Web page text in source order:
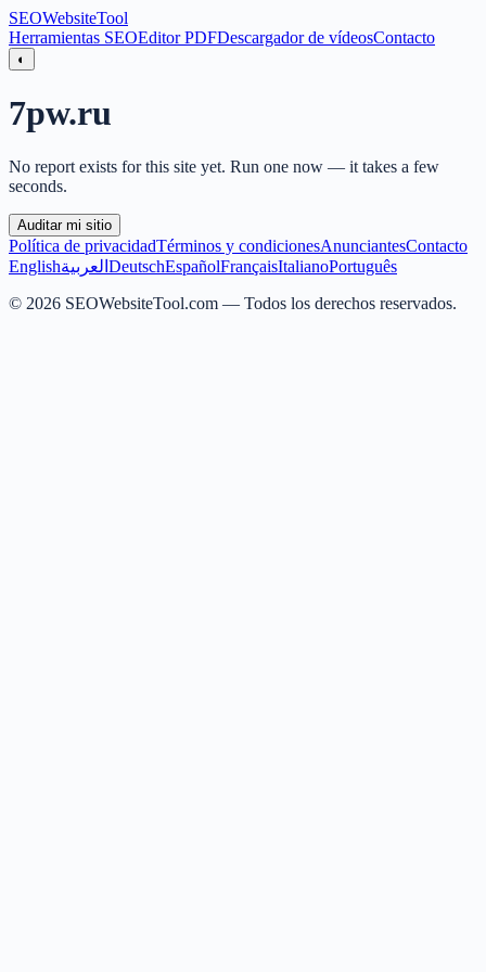
SEOWebsiteTool
Herramientas SEOEditor PDFDescargador de vídeosContacto
◐
7pw.ru
No report exists for this site yet. Run one now — it takes a few
seconds.
Auditar mi sitio
Política de privacidadTérminos y condicionesAnunciantesContacto
Englishالعربية DeutschEspañolFrançaisItalianoPortuguês
© 2026 SEOWebsiteTool.com — Todos los derechos reservados.